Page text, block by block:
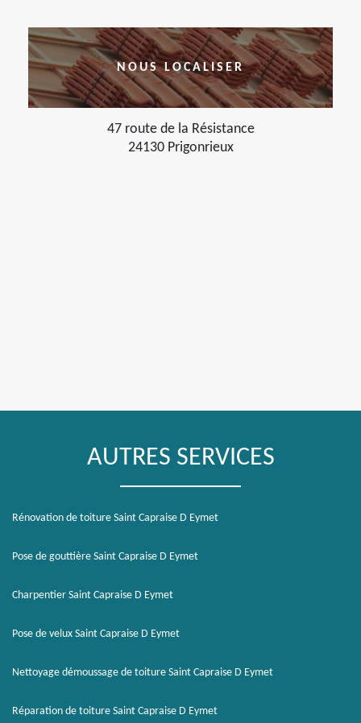
NOUS LOCALISER
47 route de la Résistance
24130 Prigonrieux
AUTRES SERVICES
Rénovation de toiture Saint Capraise D Eymet
Pose de gouttière Saint Capraise D Eymet
Charpentier Saint Capraise D Eymet
Pose de velux Saint Capraise D Eymet
Nettoyage démoussage de toiture Saint Capraise D Eymet
Réparation de toiture Saint Capraise D Eymet